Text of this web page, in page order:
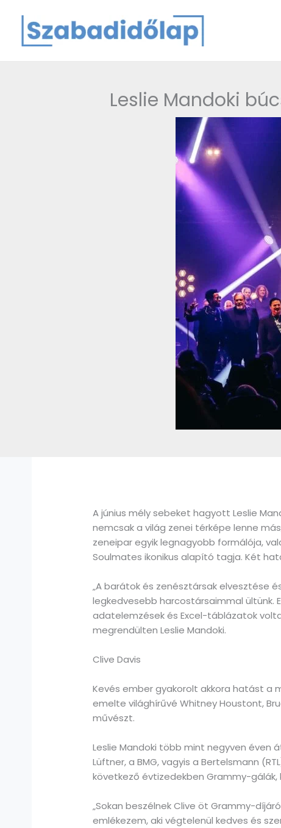
content
Leslie Mandoki
A június mély sebeket hagyott Leslie
nemcsak a világ zenei térképe lenne
zeneipar egyik legnagyobb formálója,
Soulmates ikonikus alapító tagja. Két
„A barátok és zenésztársak elvesztése
legkedvesebb harcostársaimmal ültünk.
adatelemzések és Excel-táblázatok
megrendülten Leslie Mandoki.
Clive Davis
Kevés ember gyakorolt akkora hatást a
emelte világhírűvé Whitney Houstont,
művészt.
Leslie Mandoki több mint negyven éven
Lüftner, a BMG, vagyis a Bertelsmann
következő évtizedekben Grammy-
„Sokan beszélnek Clive öt Grammy-
emlékezem, aki végtelenül kedves és